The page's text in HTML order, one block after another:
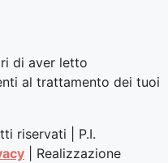
di aver letto
al trattamento dei tuoi
riservati | P.I.
| Realizzazione